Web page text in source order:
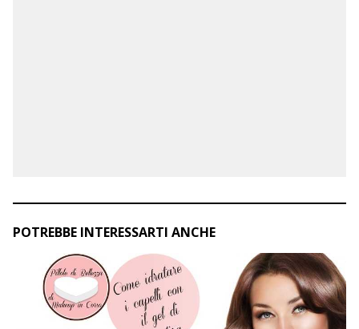
POTREBBE INTERESSARTI ANCHE